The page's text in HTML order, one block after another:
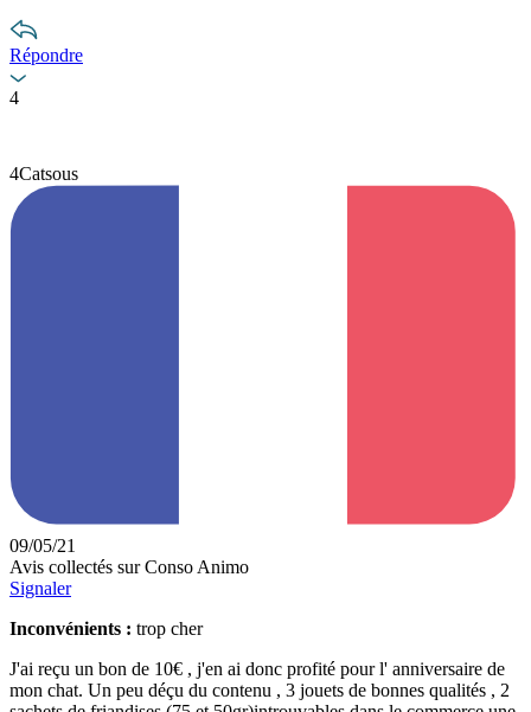
Répondre
4
4Catsous
09/05/21
Avis collectés sur Conso Animo
Signaler
Inconvénients : trop cher
J'ai reçu un bon de 10€ , j'en ai donc profité pour l' anniversaire de
mon chat. Un peu déçu du contenu , 3 jouets de bonnes qualités , 2